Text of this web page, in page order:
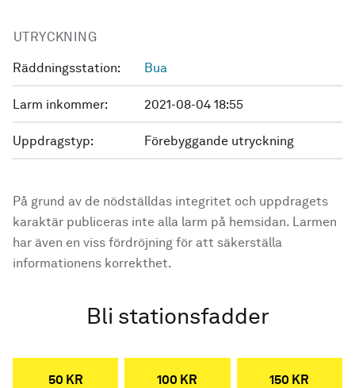
UTRYCKNING
Räddningsstation: Bua
Larm inkommer: 2021-08-04 18:55
Uppdragstyp: Förebyggande utryckning
På grund av de nödställdas integritet och uppdragets
karaktär publiceras inte alla larm på hemsidan. Larmen
har även en viss fördröjning för att säkerställa
informationens korrekthet.
Bli stationsfadder
50 KR 100 KR 150 KR